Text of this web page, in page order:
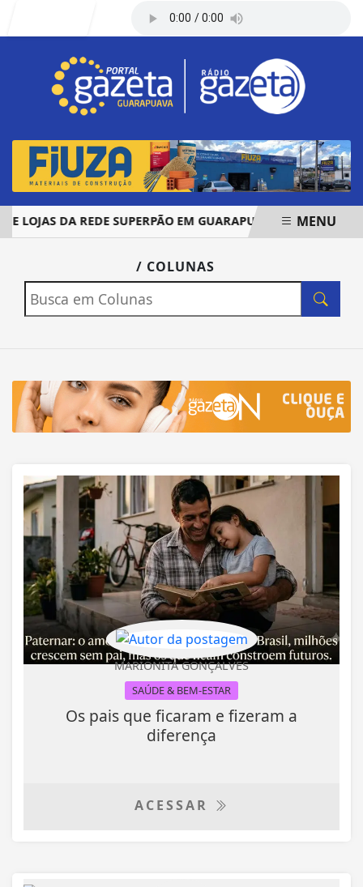
DA REDE SUPERPÃO EM GUARAPUAVA E PALMAS
MENU
/ COLUNAS
MARIONITA GONÇALVES
SAÚDE & BEM-ESTAR
Os pais que ficaram e fizeram a
diferença
ACESSAR